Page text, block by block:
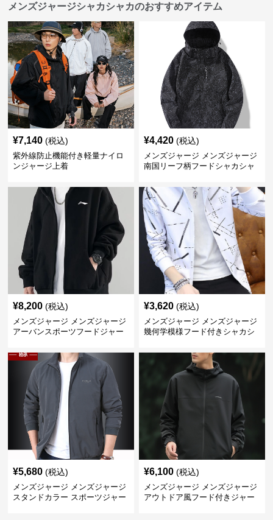
メンズジャージシャカシャカのおすすめアイテム
¥7,140 (税込)
紫外線防止機能付き軽量ナイロ
ンジャージ上着
¥4,420 (税込)
メンズジャージ メンズジャージ
南国リーフ柄フードシャカシャ
¥8,200 (税込)
メンズジャージ メンズジャージ
アーバンスポーツフードジャー
¥3,620 (税込)
メンズジャージ メンズジャージ
幾何学模様フード付きシャカシ
¥5,680 (税込)
メンズジャージ メンズジャージ
スタンドカラー スポーツジャー
¥6,100 (税込)
メンズジャージ メンズジャージ
アウトドア風フード付きジャー